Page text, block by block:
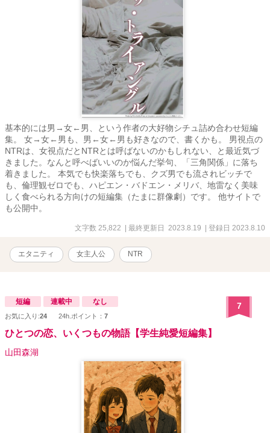
基本的には男→女←男、という作者の大好物シチュ詰め合わせ短編
集。 女→女←男も、男←女←男も好きなので、書くかも。 男視点の
NTRは、女視点だとNTRとは呼ばないのかもしれない、と最近気づ
きました。なんと呼べばいいのか悩んだ挙句、「三角関係」に落ち
着きました。 本気でも快楽落ちでも、クズ男でも流されビッチで
も、倫理観ゼロでも、ハピエン・バドエン・メリバ、地雷なく美味
しく食べられる方向けの短編集（たまに群像劇）です。 他サイトで
も公開中。
文字数 25,822 | 最終更新日 2023.8.19 | 登録日 2023.8.10
エタニティ 女主人公 NTR
短編 連載中 なし
お気に入り:24 24h.ポイント： 7
7
ひとつの恋、いくつもの物語【学生純愛短編集】
山田森湖